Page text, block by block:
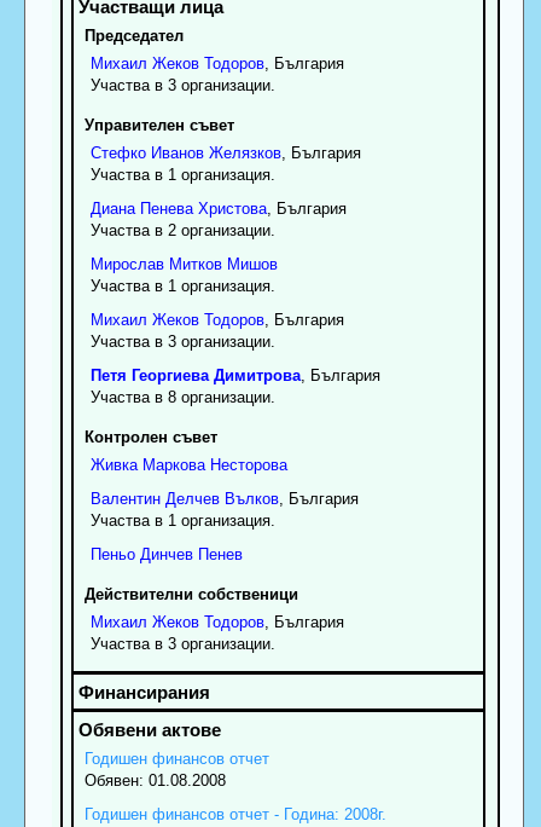
Председател
Михаил Жеков Тодоров, България
Участва в 3 организации.
Управителен съвет
Стефко Иванов Желязков, България
Участва в 1 организация.
Диана Пенева Христова, България
Участва в 2 организации.
Мирослав Митков Мишов
Участва в 1 организация.
Михаил Жеков Тодоров, България
Участва в 3 организации.
Петя Георгиева Димитрова, България
Участва в 8 организации.
Контролен съвет
Живка Маркова Несторова
Валентин Делчев Вълков, България
Участва в 1 организация.
Пеньо Динчев Пенев
Действителни собственици
Михаил Жеков Тодоров, България
Участва в 3 организации.
Годишен финансов отчет
Обявен: 01.08.2008
Годишен финансов отчет - Година: 2008г.